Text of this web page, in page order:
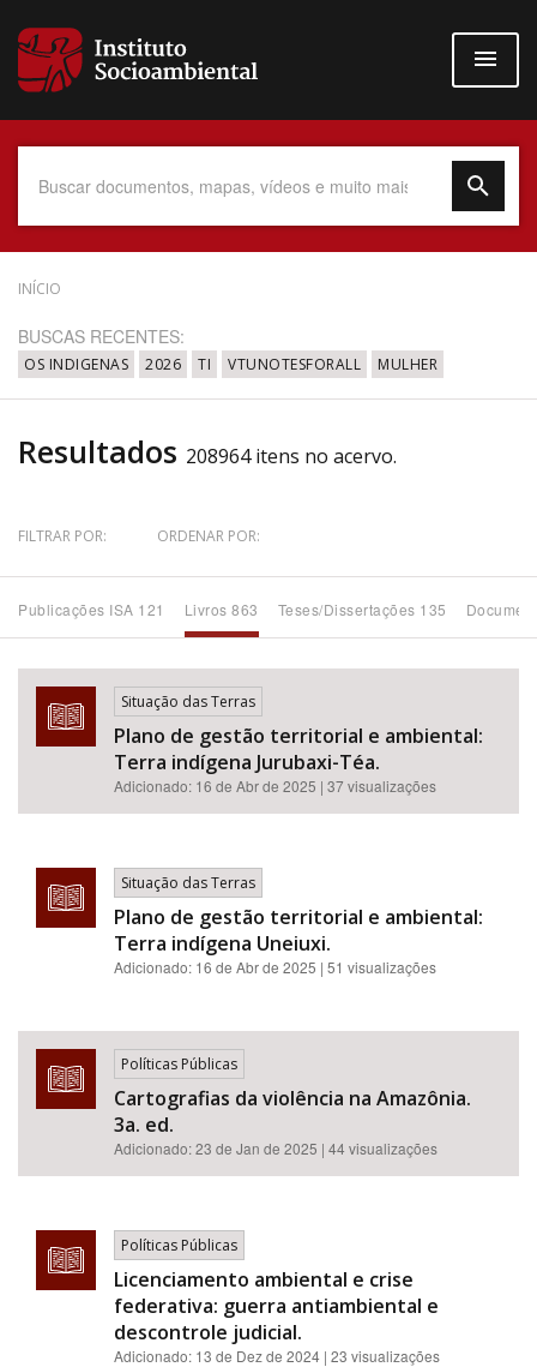
para
conteúdo
Data do Documento
Até
Povo Indígena
Subtema
Área de Levantamento
BUSCAR
INÍCIO
BUSCAS RECENTES:
OS INDIGENAS 2026 TI VTUNOTESFORALL MULHER
Resultados 208964 itens no acervo.
FILTRAR POR: ORDENAR POR:
Publicações ISA 121 Livros 863 Teses/Dissertações 135
Situação das Terras
Plano de gestão territorial e ambiental:
Terra indígena Jurubaxi-Téa.
Adicionado: 16 de Abr de 2025 | 37 visualizações
Situação das Terras
Plano de gestão territorial e ambiental:
Terra indígena Uneiuxi.
Adicionado: 16 de Abr de 2025 | 51 visualizações
Políticas Públicas
Cartografias da violência na Amazônia.
3a. ed.
Adicionado:23 de Jan de 2025 | 44 visualizações
Políticas Públicas
Licenciamento ambiental e crise
federativa: guerra antiambiental e
descontrole judicial.
Adicionado: 13 de Dez de 2024 | 23 visualizações